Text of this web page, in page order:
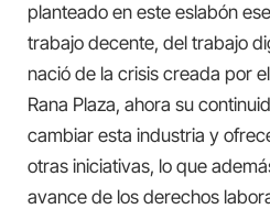
planteado en este eslabón
trabajo decente, del trabajo
nació de la crisis creada por
Rana Plaza, ahora su
cambiar esta industria y
otras iniciativas, lo que
avance de los derechos